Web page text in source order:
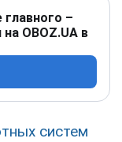
главного –
OBOZ.UA в
систем